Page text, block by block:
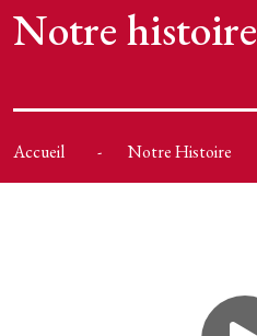
Notre histoire
Accueil Notre Histoire